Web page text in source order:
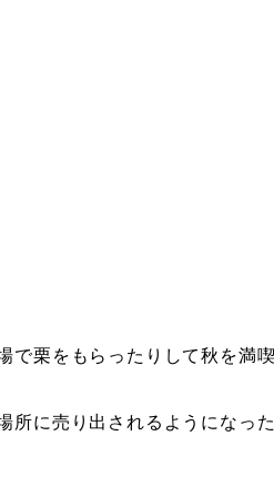
栗をもらったりして秋を満喫
所に売り出されるようになっ